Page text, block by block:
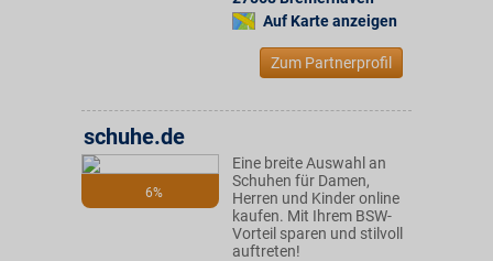
Auf Karte anzeigen
Zum Partnerprofil
6%
schuhe.de
Eine breite Auswahl an
Schuhen für Damen,
Herren und Kinder online
kaufen. Mit Ihrem BSW-
Vorteil sparen und stilvoll
auftreten!